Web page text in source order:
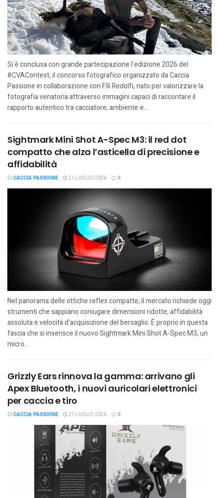
Si è conclusa con grande partecipazione l'edizione 2026 del
#CVAContest, il concorso fotografico organizzato da Caccia
Passione in collaborazione con F.lli Redolfi, nato per valorizzare la
fotografia venatoria attraverso immagini capaci di raccontare il
rapporto autentico tra cacciatore, ambiente e...
Sightmark Mini Shot A-Spec M3: il red dot
compatto che alza l’asticella di precisione e
affidabilità
DI CACCIA PASSIONE 21 LUGLIO 2026 0
Nel panorama delle ottiche reflex compatte, il mercato richiede oggi
strumenti che sappiano coniugare dimensioni ridotte, affidabilità
assoluta e velocità d'acquisizione del bersaglio. È proprio in questa
fascia che si inserisce il nuovo Sightmark Mini Shot A-Spec M3, un
micro...
Grizzly Ears rinnova la gamma: arrivano gli
Apex Bluetooth, i nuovi auricolari elettronici
per caccia e tiro
DI CACCIA PASSIONE 21 LUGLIO 2026 0